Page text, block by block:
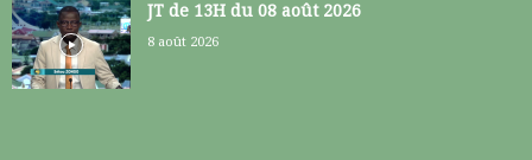
JT de 13H du 08 août 2026
8 août 2026